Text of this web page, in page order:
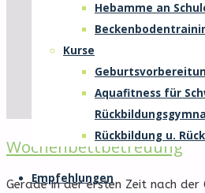
Hebamme an
Kurse
Aquafitness für
Rückbildung u.
Empfehlungen
Wochenbettbetreuung
Gerade in der ersten Zeit nach der